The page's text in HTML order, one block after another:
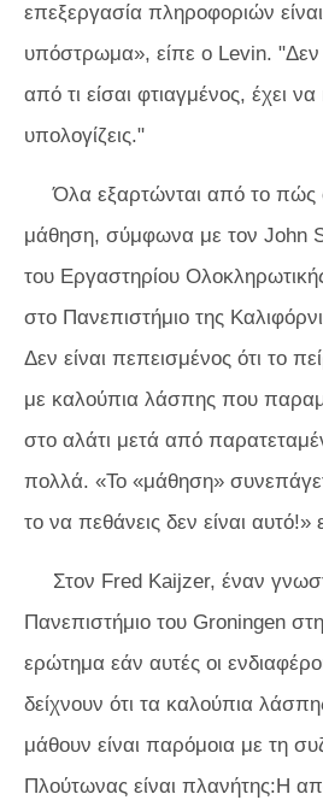
επεξεργασία πληροφοριών
υπόστρωμα», είπε ο Levin. "Δεν
από τι είσαι φτιαγμένος, έχει
υπολογίζεις."
Όλα εξαρτώνται από το πώς
μάθηση, σύμφωνα με τον John
του Εργαστηρίου
στο Πανεπιστήμιο της
Δεν είναι πεπεισμένος ότι το
με καλούπια λάσπης που
στο αλάτι μετά από
πολλά. «Το «μάθηση»
το να πεθάνεις δεν είναι αυτό!»
Στον Fred Kaijzer, έναν
Πανεπιστήμιο του Groningen
ερώτημα εάν αυτές οι
δείχνουν ότι τα καλούπια
μάθουν είναι παρόμοια με τη
Πλούτωνας είναι πλανήτης:Η